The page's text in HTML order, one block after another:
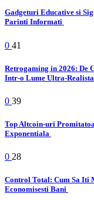
Gadgeturi Educative si
Parinti Informati
0 41
Retrogaming in 2026: De
Intr-o Lume Ultra-Realista
0 39
Top Altcoin-uri
Exponentiala
0 28
Control Total: Cum Sa Iti
Economisesti Bani